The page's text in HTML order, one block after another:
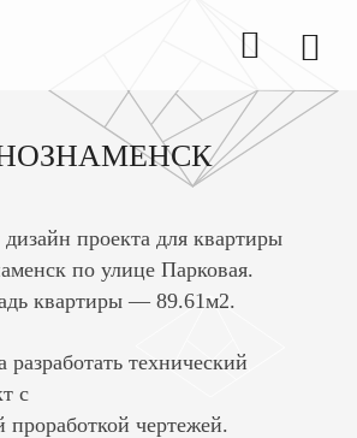
проекта для квартиры
по улице Парковая.
квартиры — 89.61м2.
разработать технический
с
чертежей.